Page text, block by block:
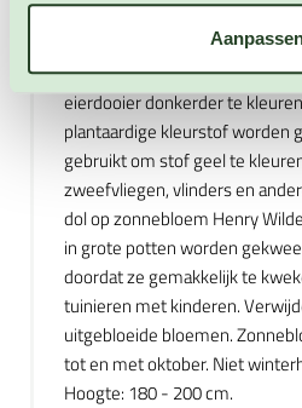
van de zonnebloem wordt
zaden worden ook aan kippen
eierproductie te bevorderen
eierdooier donkerder te
plantaardige kleurstof worden
gebruikt om stof geel te
zweefvliegen, vlinders en
dol op zonnebloem Henry
in grote potten worden
doordat ze gemakkelijk te
tuinieren met kinderen.
uitgebloeide bloemen.
tot en met oktober. Niet
Hoogte: 180 - 200 cm.